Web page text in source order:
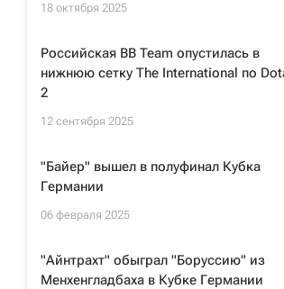
18 октября 2025
Российская BB Team опустилась в
нижнюю сетку The International по
2
12 сентября 2025
"Байер" вышел в полуфинал Кубка
Германии
06 февраля 2025
"Айнтрахт" обыграл "Боруссию" из
Менхенгладбаха в Кубке Германии